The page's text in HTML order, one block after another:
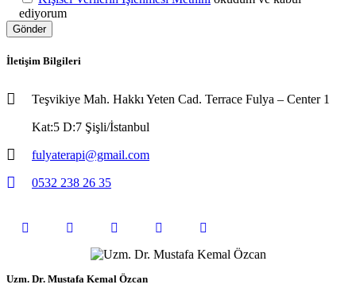
ediyorum
İletişim Bilgileri
Teşvikiye Mah. Hakkı Yeten Cad. Terrace Fulya – Center 1
Kat:5 D:7 Şişli/İstanbul
fulyaterapi@gmail.com
0532 238 26 35
Uzm. Dr. Mustafa Kemal Özcan